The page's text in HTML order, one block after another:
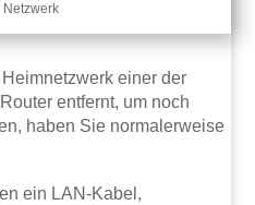
Netzwerk
einer der
entfernt, um noch
haben Sie normalerweise
ein LAN-Kabel,